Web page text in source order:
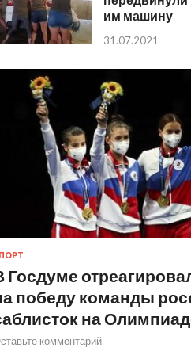
им машину
31.07.2021
Госдуме
победу команды
на
комментарий